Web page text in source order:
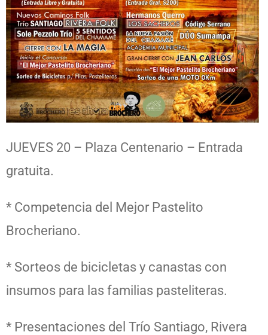
JUEVES 20 – Plaza Centenario – Entrada
gratuita.
* Competencia del Mejor Pastelito
Brocheriano.
* Sorteos de bicicletas y canastas con
insumos para las familias pasteliteras.
* Presentaciones del Trío Santiago, Rivera